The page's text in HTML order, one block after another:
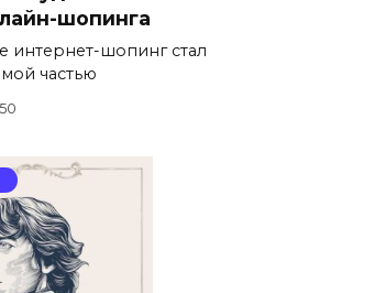
шопинга
интернет-шопинг стал
частью